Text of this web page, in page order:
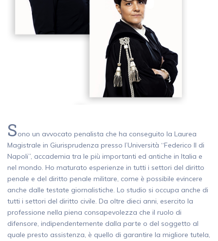
Sono un avvocato penalista che ha conseguito la Laurea
Magistrale in Giurisprudenza presso l’Università “Federico II di
Napoli”, accademia tra le più importanti ed antiche in Italia e
nel mondo. Ho maturato esperienze in tutti i settori del diritto
penale e del diritto penale militare, come è possibile evincere
anche dalle testate giornalistiche. Lo studio si occupa anche di
tutti i settori del diritto civile. Da oltre dieci anni, esercito la
professione nella piena consapevolezza che il ruolo di
difensore, indipendentemente dalla parte o del soggetto al
quale presto assistenza, è quello di garantire la migliore tutela,